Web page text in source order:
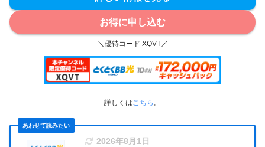
お得に申し込む
＼優待コード XQVT／
詳しくはこちら 。
2026年8月1日